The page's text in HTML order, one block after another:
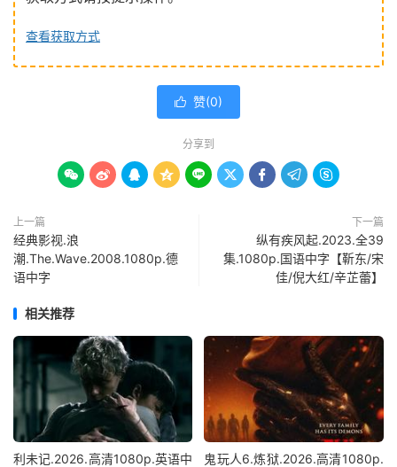
查看获取方式
 赞(0)
分享到
        
上一篇
经典影视.浪
潮.The.Wave.2008.1080p.德
语中字
下一篇
纵有疾风起.2023.全39
集.1080p.国语中字【靳东/宋
佳/倪大红/辛芷蕾】
相关推荐
利未记.2026.高清1080p.英语中
鬼玩人6.炼狱.2026.高清1080p.